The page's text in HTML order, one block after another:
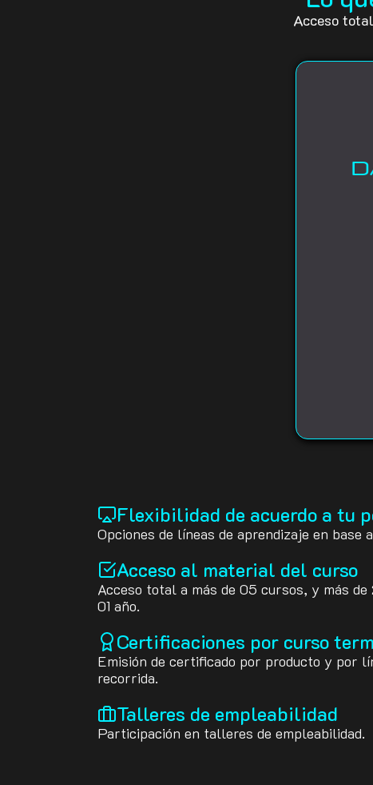
Acceso
Flexibilidad de acuerdo a tu
Opciones de líneas de aprendizaje en base
Acceso al material del curso
Acceso total a más de 05 cursos, y más
01 año.
Certificaciones por curso
Emisión de certificado por producto y por
recorrida.
Talleres de empleabilidad
Participación en talleres de empleabilidad.